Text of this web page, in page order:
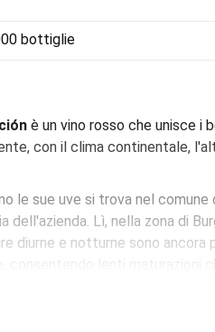
bottiglie
è un vino rosso che unisce i
con il clima continentale,
le sue uve si trova nel comune
dell'azienda. Lì, nella zona di
diurne e notturne sono ancora